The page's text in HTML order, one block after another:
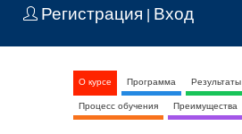
Регистрация Вход
О курсе Программа Результаты
Процесс обучения Преимущества